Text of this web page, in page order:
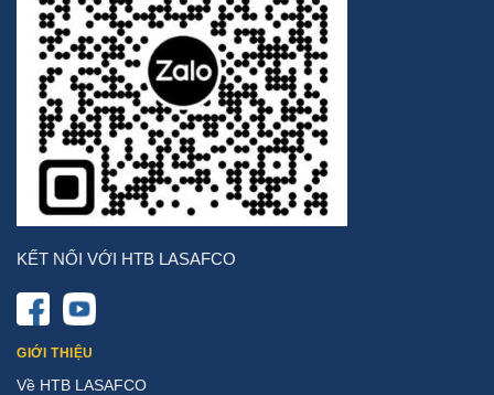
KẾT NỐI VỚI HTB LASAFCO
GIỚI THIỆU
Về HTB LASAFCO